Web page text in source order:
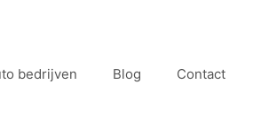
bedrijven Blog Contact